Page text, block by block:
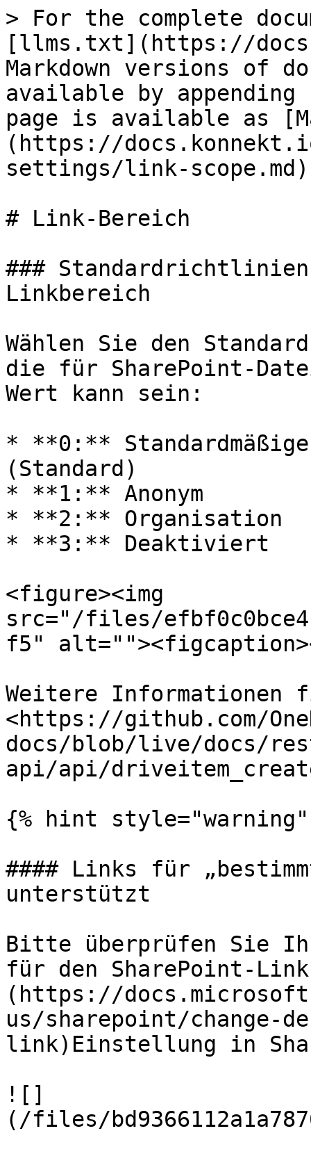
> For the complete
[llms.txt](https://
Markdown versions of
available by
page is available as
(https://
settings/link-
# Link-Bereich
###
Linkbereich
Wählen Sie den
die für SharePoint-
Wert kann sein:
* **0:**
(Standard)
* **1:** Anonym
* **2:** Organisation
* **3:** Deaktiviert
<figure><img
src="/files/
f5"
Weitere Informationen
<https://github.com/
docs/blob/live/docs/
api/api/
{% hint style="warning"
#### Links für
unterstützt
Bitte überprüfen Sie
für den SharePoint-
(https://
us/sharepoint/change-
link)Einstellung in
![]
(/files/